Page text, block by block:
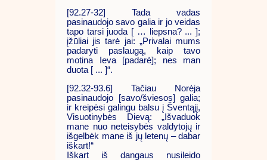
[92.27-32] Tada vadas
pasinaudojo savo galia ir jo veidas
tapo tarsi juoda [ … liepsna? ... ];
įžūliai jis tarė jai: „Privalai mums
padaryti paslaugą, kaip tavo
motina Ieva [padarė]; nes man
duota [ ... ]“.
[92.32-93.6] Tačiau Norėja
pasinaudojo [savo/šviesos] galia;
ir kreipėsi galingu balsu į Šventąjį,
Visuotinybės Dievą: „Išvaduok
mane nuo neteisybės valdytojų ir
išgelbėk mane iš jų letenų – dabar
iškart!“
Iškart iš dangaus nusileido